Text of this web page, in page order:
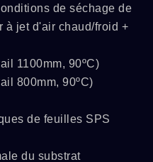
de séchage de
à jet d'air chaud/froid +
1100mm, 90ºC)
800mm, 90ºC)
de feuilles SPS
du substrat